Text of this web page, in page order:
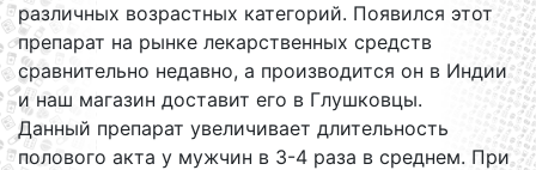
различных возрастных категорий. Появился этот
препарат на рынке лекарственных средств
сравнительно недавно, а производится он в Индии
и наш магазин доставит его в Глушковцы.
Данный препарат увеличивает длительность
полового акта у мужчин в 3-4 раза в среднем. При